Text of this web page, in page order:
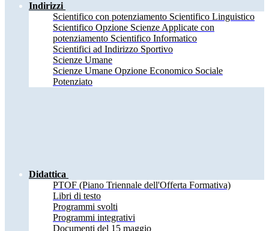
Indirizzi
Scientifico con potenziamento Scientifico Linguistico
Scientifico Opzione Scienze Applicate con
potenziamento Scientifico Informatico
Scientifici ad Indirizzo Sportivo
Scienze Umane
Scienze Umane Opzione Economico Sociale
Potenziato
Didattica
PTOF (Piano Triennale dell'Offerta Formativa)
Libri di testo
Programmi svolti
Programmi integrativi
Documenti del 15 maggio